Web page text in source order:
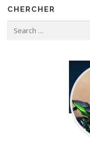
CHERCHER